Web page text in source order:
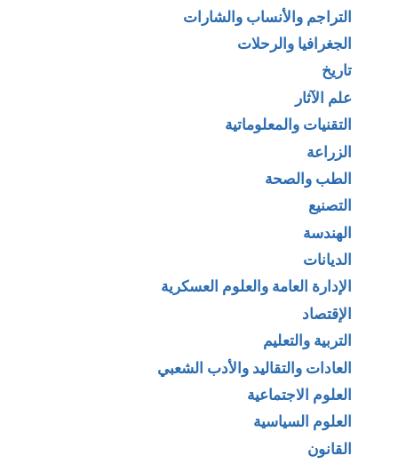
التراجم والأنساب والشارات
الجغرافيا والرحلات
تاريخ
علم الآثار
التقنيات والمعلوماتية
الزراعة
الطب والصحة
التصنيع
الهندسة
الديانات
الإدارة العامة والعلوم العسكرية
الإقتصاد
التربية والتعليم
العادات والتقاليد والأدب الشعبي
العلوم الاجتماعية
العلوم السياسية
القانون